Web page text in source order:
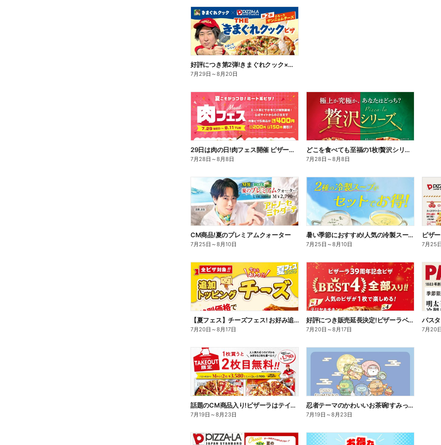
好評につき第2弾!きまぐれクック×ピザーラ コラボピザ新登場
7月29日 ～8月20日
29日は肉の日!肉フェス開催 ピザーラ自慢の肉ピザが今だけお得!
7月28日 ～8月8日
どこを食べても至福の1枚!贅沢シリーズ
7月28日 ～8月8日
CM商品!夏のプレミアムクォーター
7月25日 ～8月10日
暑い季節におすすめ!人気の冷製スープ飲みくらべセット!
7月25日 ～8月10日
ピザ
7月25
【夏フェス】チーズフェス! お好み追加トッピング「チーズ」が半額以下で注文できる!
7月20日 ～8月17日
好評につき販売延長決定!ピザーラベスト4クォーター
7月20日 ～8月17日
パス
7月20
話題のCM商品入り!ピザーラはテイクアウトがお得!2枚目無料
7月19日 ～8月23日
忍者テーマのかわいいお茶碗!すみっコぐらしスペシャルパック
7月19日 ～8月23日